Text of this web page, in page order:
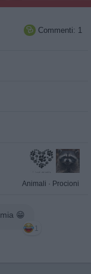
 Commenti: 1
Animali · Procioni
😁
1